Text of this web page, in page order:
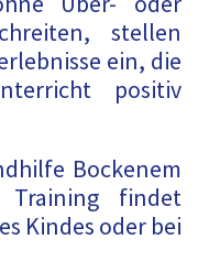
stellen
ein, die
positiv
Bockenem
Training findet
Kindes oder bei